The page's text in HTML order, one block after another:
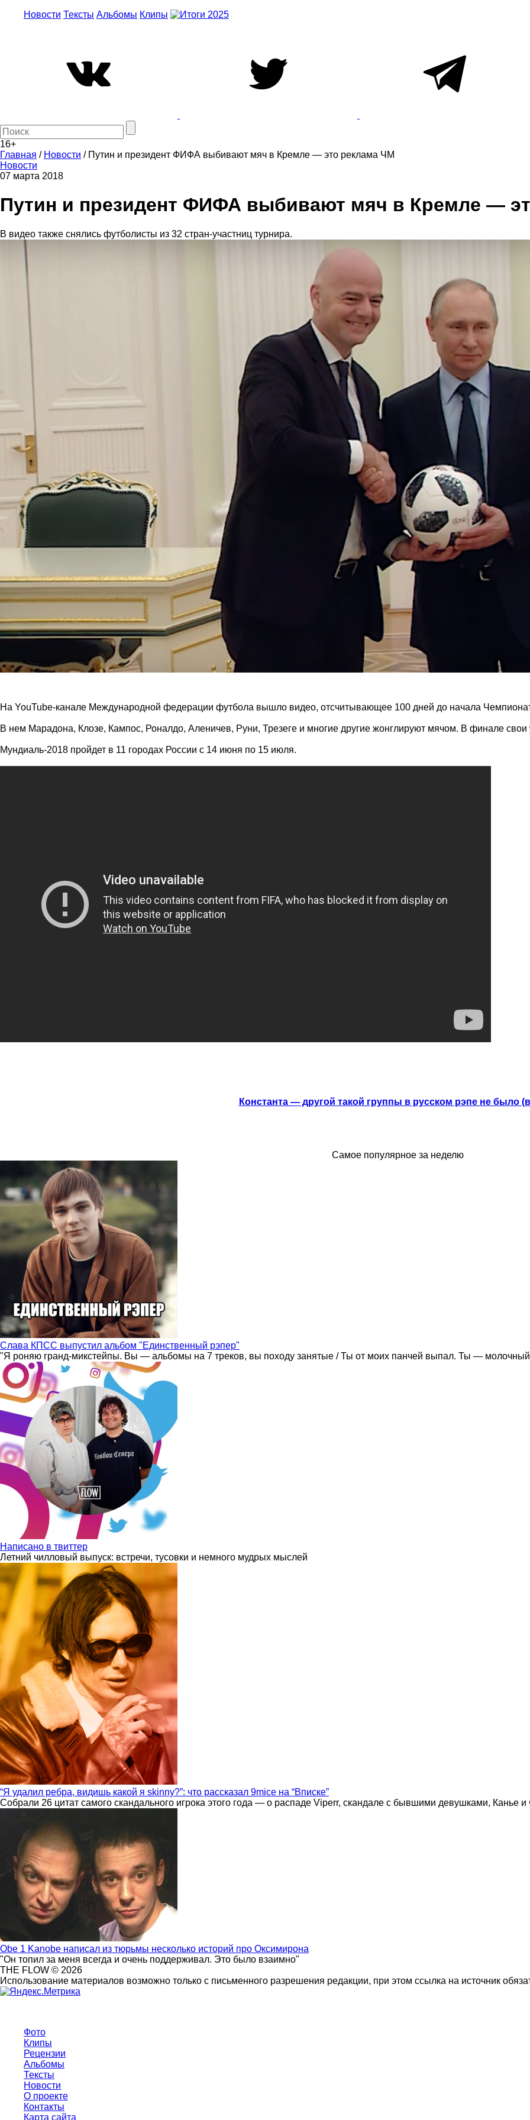
Новости Тексты Альбомы Клипы
16+
Главная / Новости / Путин и президент ФИФА выбивают мяч в Кремле — это реклама ЧМ
Новости
07 марта 2018
Путин и президент ФИФА выбивают мяч в Кремле —
В видео также снялись футболисты из 32 стран-участниц турнира.
На YouTube-канале Международной федерации футбола вышло видео, отсчитывающее 100 дней до начала
В нем Марадона, Клозе, Кампос, Роналдо, Аленичев, Руни, Трезеге и многие другие жонглируют мячом. В финале
Мундиаль-2018 пройдет в 11 городах России с 14 июня по 15 июля.
Константа — другой такой группы в русском рэпе не было
Самое популярное за неделю
Слава КПСС выпустил альбом "Единственный рэпер"
"Я роняю гранд-микстейпы. Вы — альбомы на 7 треков, вы походу занятые / Ты от моих панчей выпал. Ты —
Написано в твиттер
Летний чилловый выпуск: встречи, тусовки и немного мудрых мыслей
“Я удалил ребра, видишь какой я skinny?”: что рассказал 9mice на “Вписке”
Собрали 26 цитат самого скандального игрока этого года — о распаде Viperr, скандале с бывшими девушками, Канье
Obe 1 Kanobe написал из тюрьмы несколько историй про Оксимирона
"Он топил за меня всегда и очень поддерживал. Это было взаимно"
THE FLOW © 2026
Использование материалов возможно только с письменного разрешения редакции, при этом ссылка на источник
Фото
Клипы
Рецензии
Альбомы
Тексты
Новости
О проекте
Контакты
Карта сайта